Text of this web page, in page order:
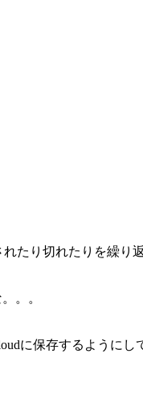
たり切れたりを繰
。。
に保存するようにし